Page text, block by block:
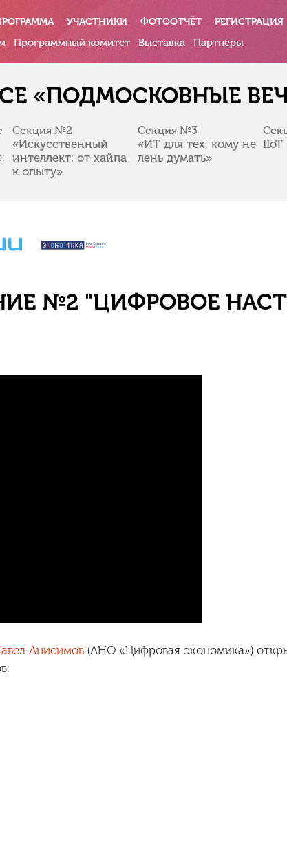
УЧАСТНИКИ ФОТООТЧЁТ РЕГИСТРАЦИЯ
Программный комитет Выставка Партнеры
«ПОДМОСКОВНЫЕ
Секция №2
«Искусственный
интеллект: от хайпа
к опыту»
Секция №3
«ИТ для тех, кому не
лень думать»
IIoT
№2 "ЦИФРОВОЕ
Анисимов (АНО «Цифровая экономика»)